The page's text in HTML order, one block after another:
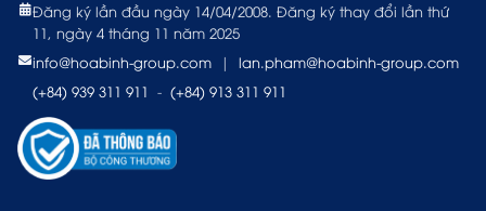
Đăng ký lần đầu ngày 14/04/2008. Đăng ký thay đổi lần thứ
11, ngày 4 tháng 11 năm 2025
info@hoabinh-group.com
|
lan.pham@hoabinh-group.com
(+84) 939 311 911 - (+84) 913 311 911